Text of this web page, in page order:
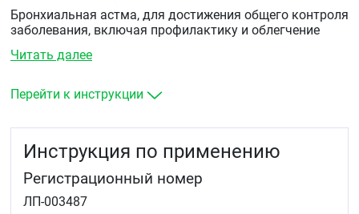
Бронхиальная астма, для достижения общего контроля
заболевания, включая профилактику и облегчение
Читать далее
Перейти к инструкции
Инструкция по применению
Регистрационный номер
ЛП-003487